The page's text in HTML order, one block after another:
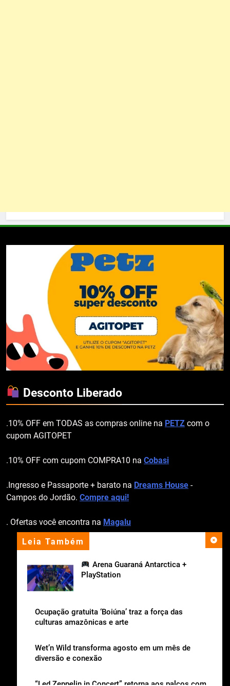
Leia Também
Arena Guaraná Antarctica +
PlayStation
Ocupação gratuita ‘Boiúna’ traz a força das
culturas amazônicas e arte
Wet’n Wild transforma agosto em um mês de
diversão e conexão
“Led Zeppelin in Concert” retorna aos palcos com
Desconto Liberado
.10% OFF em TODAS as compras online na PETZ com o
cupom AGITOPET
.10% OFF com cupom COMPRA10 na Cobasi
.Ingresso e Passaporte + barato na Dreams House -
Campos do Jordão. Compre aqui!
. Ofertas você encontra na Magalu
apoio institucional